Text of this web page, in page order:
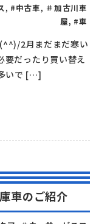
, #中古車, ＃加古川車
屋, #車
2月まだまだ寒い
だったり買い替え
いで […]
車のご紹介